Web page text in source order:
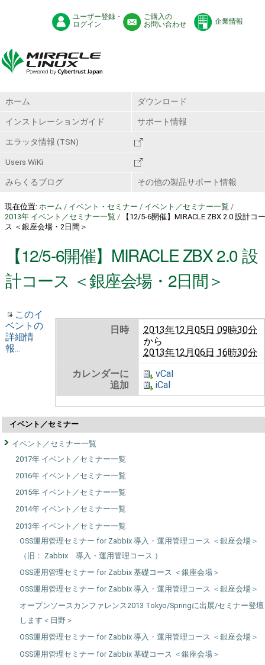
ユーザー登録・
ログイン
ご購入の
お問い合わせ
企業情報
ホーム ダウンロード
インストレーションガイド サポート情報
エラッタ情報 (TSN)
Users WiKi
みらくるブログ その他の製品サポート情報
現在位置: ホーム / イベント・セミナー / イベント／セミナー一覧 /
2013年 イベント／セミナー一覧 /
【12/5-6開催】MIRACLE ZBX 2.0 設計コー
ス ＜銀座会場・2日間＞
【12/5-6開催】MIRACLE ZBX 2.0 設
計コース ＜銀座会場・2日間＞
日時
2013年12月05日 09時30分
から
2013年12月06日 16時30分
カレンダーに
追加
vCal
iCal
このイ
ベントの
詳細情
報...
イベント／セミナー
イベント／セミナー一覧
2017年 イベント／セミナー一覧
2016年 イベント／セミナー一覧
2015年 イベント／セミナー一覧
2014年 イベント／セミナー一覧
2013年 イベント／セミナー一覧
OSS運用管理セミナー for Zabbix 導入・運用管理コース ＜銀座会場＞
（旧： Zabbix 導入・運用管理コース ）
OSS運用管理セミナー for Zabbix 基礎コース ＜銀座会場＞
OSS運用管理セミナー for Zabbix 導入・運用管理コース ＜銀座会場＞
オープンソースカンファレンス2013 Tokyo/Springに出展/セミナー登壇
します＜日野＞
OSS運用管理セミナー for Zabbix 導入・運用管理コース ＜銀座会場＞
OSS運用管理セミナー for Zabbix 基礎コース ＜銀座会場＞